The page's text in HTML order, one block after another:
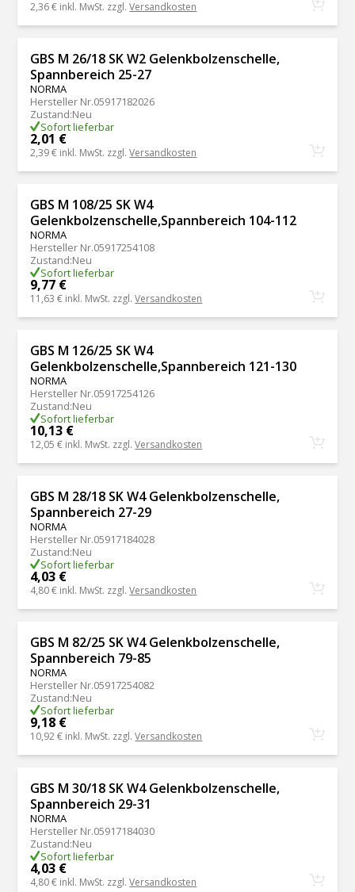
2,36 € inkl. MwSt. zzgl.Versandkosten
GBS M 26/18 SK W2 Gelenkbolzenschelle,
Spannbereich 25-27
NORMA
Hersteller Nr.05917182026
Zustand:Neu
Sofort lieferbar
2,01 €
2,39 € inkl. MwSt. zzgl.Versandkosten
GBS M 108/25 SK W4
Gelenkbolzenschelle,Spannbereich 104-112
NORMA
Hersteller Nr.05917254108
Zustand:Neu
Sofort lieferbar
9,77 €
11,63 € inkl. MwSt. zzgl.Versandkosten
GBS M 126/25 SK W4
Gelenkbolzenschelle,Spannbereich 121-130
NORMA
Hersteller Nr.05917254126
Zustand:Neu
Sofort lieferbar
10,13 €
12,05 € inkl. MwSt. zzgl.Versandkosten
GBS M 28/18 SK W4 Gelenkbolzenschelle,
Spannbereich 27-29
NORMA
Hersteller Nr.05917184028
Zustand:Neu
Sofort lieferbar
4,03 €
4,80 € inkl. MwSt. zzgl.Versandkosten
GBS M 82/25 SK W4 Gelenkbolzenschelle,
Spannbereich 79-85
NORMA
Hersteller Nr.05917254082
Zustand:Neu
Sofort lieferbar
9,18 €
10,92 € inkl. MwSt. zzgl.Versandkosten
GBS M 30/18 SK W4 Gelenkbolzenschelle,
Spannbereich 29-31
NORMA
Hersteller Nr.05917184030
Zustand:Neu
Sofort lieferbar
4,03 €
4,80 € inkl. MwSt. zzgl.Versandkosten